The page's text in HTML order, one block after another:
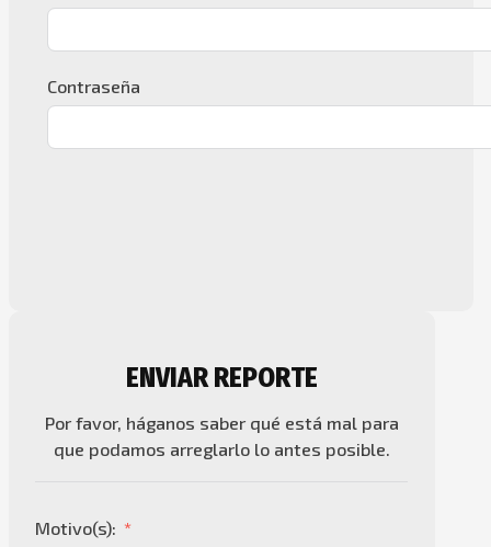
Contraseña
ENVIAR REPORTE
Por favor, háganos saber qué está mal para
que podamos arreglarlo lo antes posible.
Motivo(s):